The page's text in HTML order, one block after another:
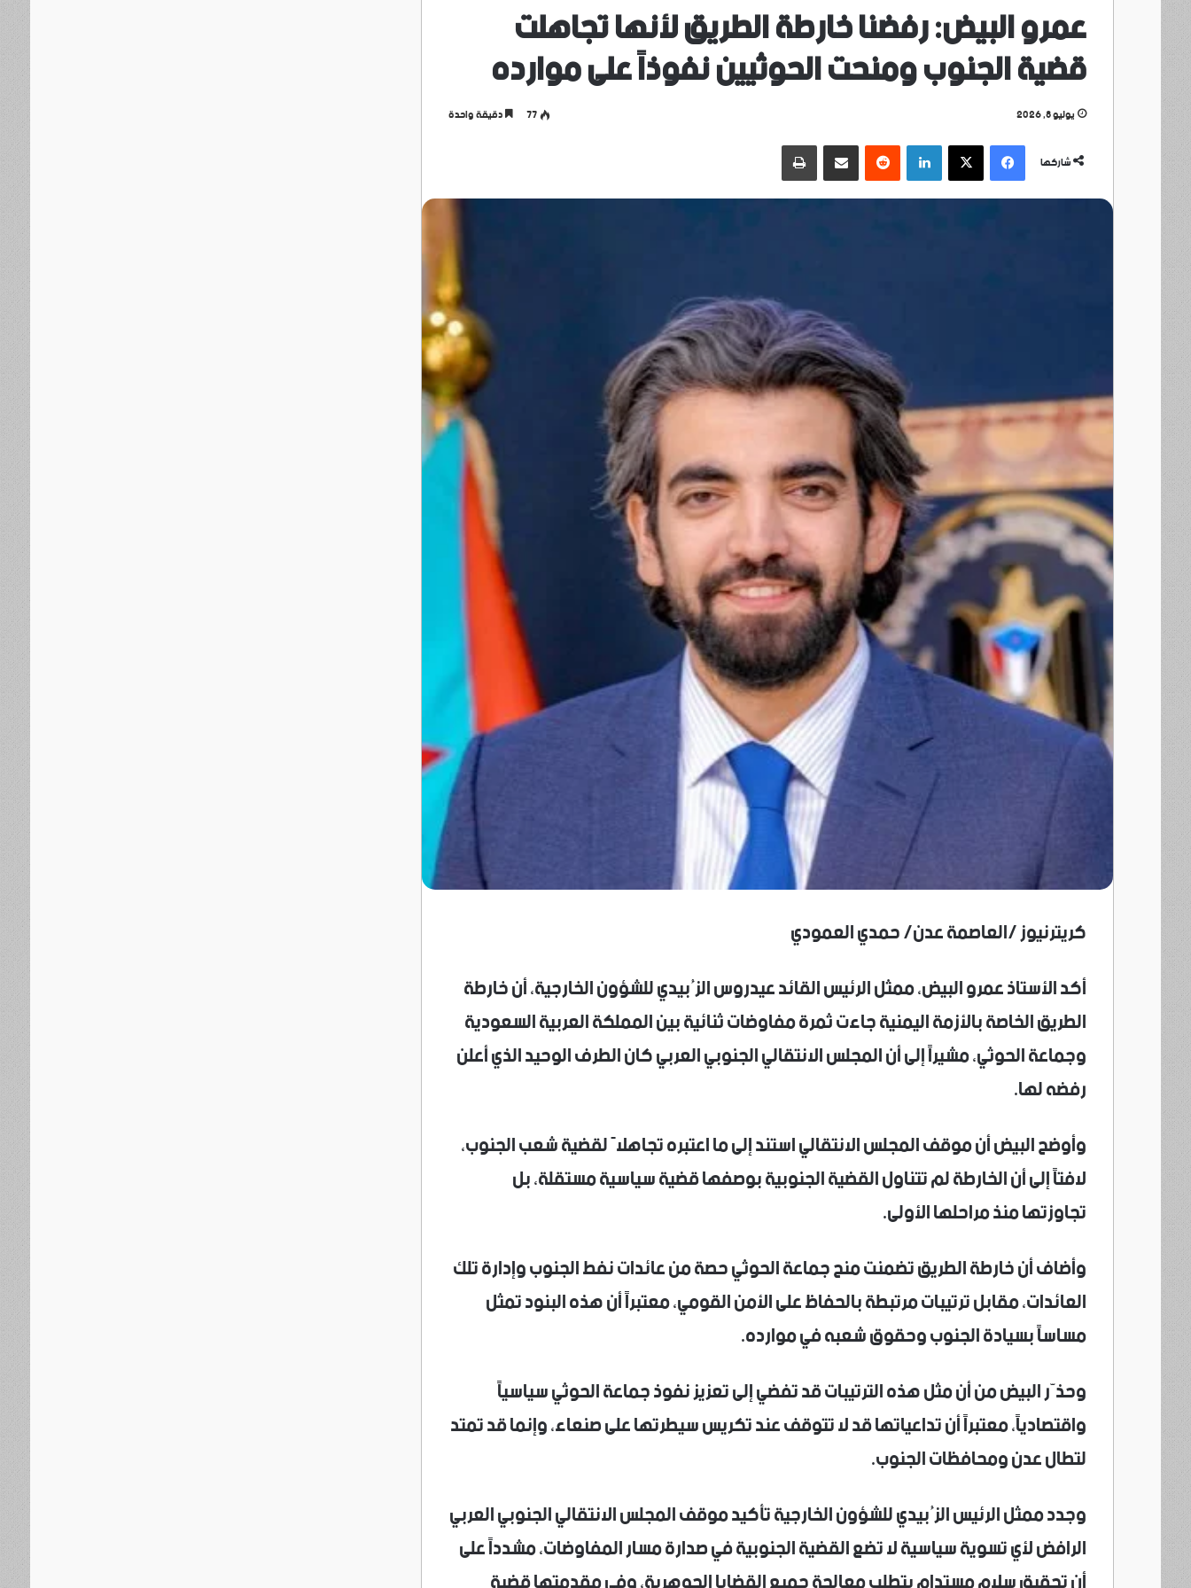
عمرو البيض: رفضنا خارطة الطريق لأنها تجاهلت
قضية الجنوب ومنحت الحوثيين نفوذاً على موارده
يوليو 8, 2026 77
دقيقة واحدة
شاركها
فيسبوك
‫X لينكدإن
‏Reddit مشاركة عبر البريد طباعة
كريترنيوز /العاصمة عدن/ حمدي العمودي
أكد الأستاذ عمرو البيض، ممثل الرئيس القائد عيدروس الزُبيدي للشؤون الخارجية، أن خارطة
الطريق الخاصة بالأزمة اليمنية جاءت ثمرة مفاوضات ثنائية بين المملكة العربية السعودية
وجماعة الحوثي، مشيراً إلى أن المجلس الانتقالي الجنوبي العربي كان الطرف الوحيد الذي أعلن
رفضه لها.
وأوضح البيض أن موقف المجلس الانتقالي استند إلى ما اعتبره تجاهلاً لقضية شعب الجنوب،
لافتاً إلى أن الخارطة لم تتناول القضية الجنوبية بوصفها قضية سياسية مستقلة، بل
تجاوزتها منذ مراحلها الأولى.
وأضاف أن خارطة الطريق تضمنت منح جماعة الحوثي حصة من عائدات نفط الجنوب وإدارة تلك
العائدات، مقابل ترتيبات مرتبطة بالحفاظ على الأمن القومي، معتبراً أن هذه البنود تمثل
مساساً بسيادة الجنوب وحقوق شعبه في موارده.
وحذّر البيض من أن مثل هذه الترتيبات قد تفضي إلى تعزيز نفوذ جماعة الحوثي سياسياً
واقتصادياً، معتبراً أن تداعياتها قد لا تتوقف عند تكريس سيطرتها على صنعاء، وإنما قد تمتد
لتطال عدن ومحافظات الجنوب.
وجدد ممثل الرئيس الزُبيدي للشؤون الخارجية تأكيد موقف المجلس الانتقالي الجنوبي العربي
الرافض لأي تسوية سياسية لا تضع القضية الجنوبية في صدارة مسار المفاوضات، مشدداً على